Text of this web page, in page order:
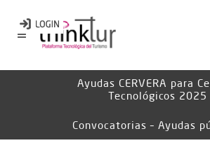
Ayudas CERVERA para
Tecnológicos 2025
Convocatorias – Ayudas